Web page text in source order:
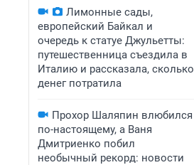
Лимонные сады,
европейский Байкал и
очередь к статуе Джульетты:
путешественница съездила в
Италию и рассказала, сколько
денег потратила
Прохор Шаляпин влюбился
по-настоящему, а Ваня
Дмитриенко побил
необычный рекорд: новости